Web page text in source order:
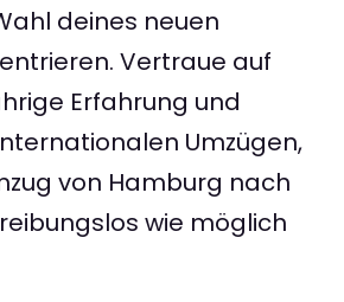
deines neuen
Vertraue auf
Erfahrung und
Umzügen,
von Hamburg nach
wie möglich